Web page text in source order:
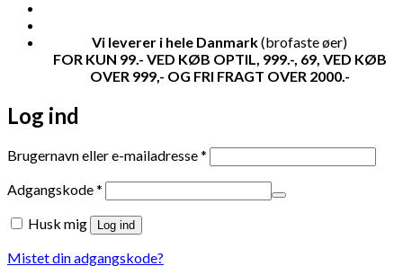
Vi leverer i hele Danmark(brofaste øer)
FOR KUN 99.- VED KØB OPTIL, 999.-, 69, VED KØB
OVER 999,- OG FRI FRAGT OVER 2000.-
Log ind
Brugernavn eller e-mailadresse* Påkrævet
Adgangskode* Påkrævet
Husk mig Log ind
Mistet din adgangskode?